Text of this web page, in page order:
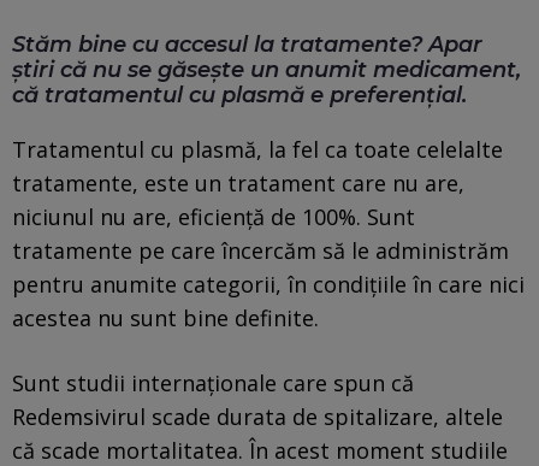
Stăm bine cu accesul la tratamente? Apar
știri că nu se găsește un anumit medicament,
că tratamentul cu plasmă e preferențial.
Tratamentul cu plasmă, la fel ca toate celelalte
tratamente, este un tratament care nu are,
niciunul nu are, eficiență de 100%. Sunt
tratamente pe care încercăm să le administrăm
pentru anumite categorii, în condițiile în care nici
acestea nu sunt bine definite.
Sunt studii internaționale care spun că
Redemsivirul scade durata de spitalizare, altele
că scade mortalitatea. În acest moment studiile